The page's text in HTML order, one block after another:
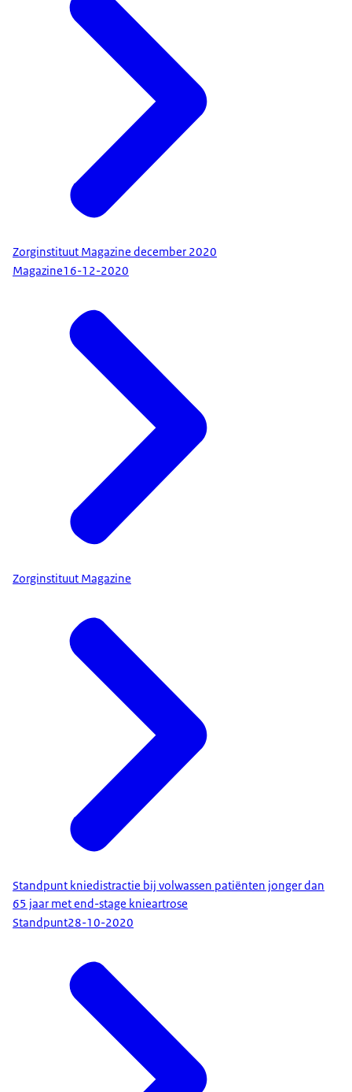
Zorginstituut Magazine december 2020
Magazine16-12-2020
Zorginstituut Magazine
Standpunt kniedistractie bij volwassen patiënten jonger dan
65 jaar met end-stage knieartrose
Standpunt28-10-2020